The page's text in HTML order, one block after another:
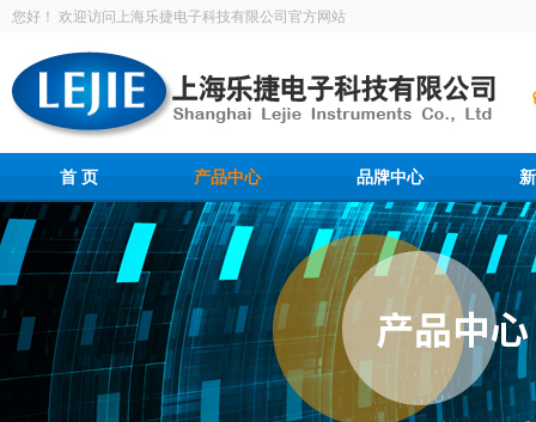
您好！ 欢迎访问上海乐捷电子科技有限公司官方网站
首 页 产品中心 品牌中心